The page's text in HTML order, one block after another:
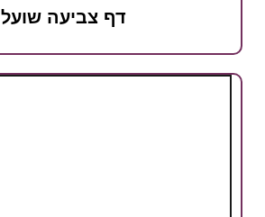
דף צביעה שועל